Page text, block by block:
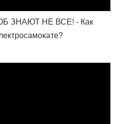
ЗНАЮТ НЕ ВСЕ! - Как